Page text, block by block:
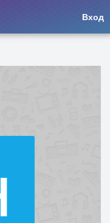
Вход